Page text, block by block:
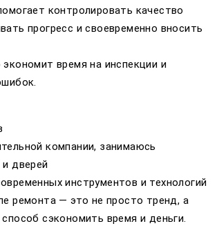
контролировать качество
прогресс и своевременно вносить
время на инспекции и
компании, занимаюсь
дверей
инструментов и технологий
ремонта — это не просто тренд, а
сэкономить время и деньги.